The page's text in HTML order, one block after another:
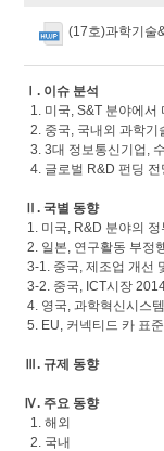
(17호)과학기술
Ⅰ. 이슈 분석
1. 미국, S&T 분야에서
2. 중국, 국내외 과학
3. 3대 정보통신기업,
4. 글로벌 R&D 펀딩 전
Ⅱ. 국별 동향
1. 미국, R&D 분야의
2. 일본, 연구활동 부정
3-1. 중국, 제조업 개선
3-2. 중국, ICT시장
4. 영국, 과학혁신시스
5. EU, 커넥티드 카 표
Ⅲ. 규제 동향
Ⅳ. 주요 동향
1. 해외
2. 국내